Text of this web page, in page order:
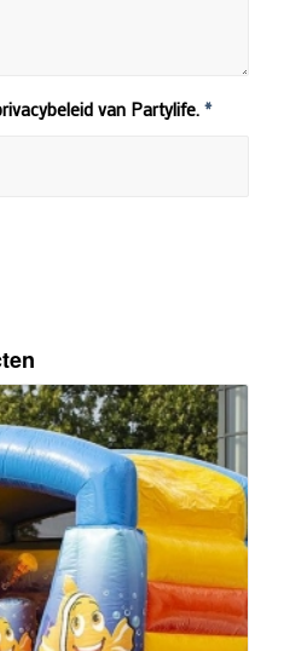
van Partylife. *